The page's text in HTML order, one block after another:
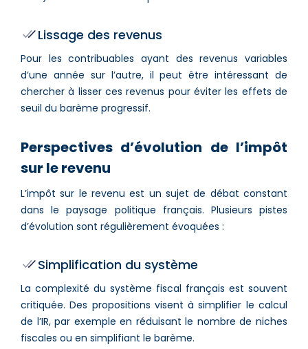
Lissage des revenus
Pour les contribuables ayant des revenus variables
d’une année sur l’autre, il peut être intéressant de
chercher à lisser ces revenus pour éviter les effets de
seuil du barème progressif.
Perspectives d’évolution de l’impôt
sur le revenu
L’impôt sur le revenu est un sujet de débat constant
dans le paysage politique français. Plusieurs pistes
d’évolution sont régulièrement évoquées :
Simplification du système
La complexité du système fiscal français est souvent
critiquée. Des propositions visent à simplifier le calcul
de l’IR, par exemple en réduisant le nombre de niches
fiscales ou en simplifiant le barème.